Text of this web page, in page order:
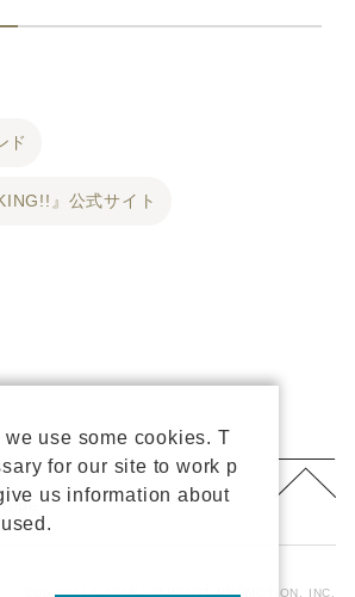
ド
』公式サイト
Copyright © 2026 STARDUST PROMOTION, INC.
use some cookies. T
for our site to work p
us information about